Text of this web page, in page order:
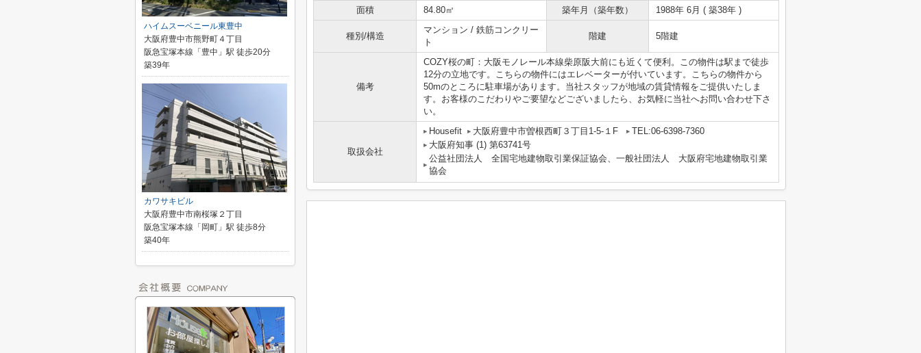
面積
84.80㎡ 築年月（築年数） 1988年 6月 ( 築38年 )
種別/構造
マンション / 鉄筋コンクリー
ト
階建 5階建
備考
COZY桜の町：大阪モノレール本線柴原阪大前にも近くて便利。この物件は駅まで徒歩
12分の立地です。こちらの物件にはエレベーターが付いています。こちらの物件から
50mのところに駐車場があります。当社スタッフが地域の賃貸情報をご提供いたしま
す。お客様のこだわりやご要望などございましたら、お気軽に当社へお問い合わせ下さ
い。
取扱会社
Housefit 大阪府豊中市曽根西町３丁目1-5-１F
TEL:06-6398-7360
大阪府知事 (1) 第63741号
公益社団法人 全国宅地建物取引業保証協会、一般社団法人 大阪府宅地建物取引業
協会
ハイムスーベニール東豊中
大阪府豊中市熊野町４丁目
阪急宝塚本線「豊中」駅 徒歩20分
築39年
カワサキビル
大阪府豊中市南桜塚２丁目
阪急宝塚本線「岡町」駅 徒歩8分
築40年